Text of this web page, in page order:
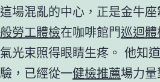
這場混亂的中心，正是金牛
般勞工體檢在咖啡館門巡迴
氣光束照得眼睛生疼。 他知
驗，已經從一健檢推薦場力